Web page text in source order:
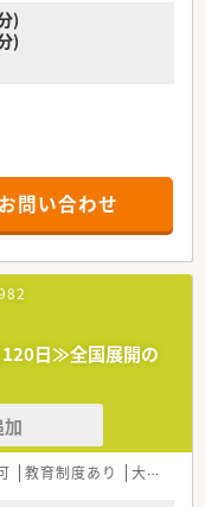
)
)
お問い合わせ
120日≫全国展開の
教育制度あり 大手チェーン